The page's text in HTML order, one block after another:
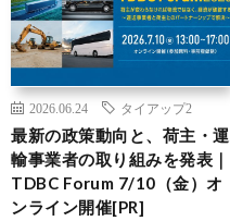
2026.06.24 タイアップ2
最新の政策動向と、荷主・運
輸事業者の取り組みを発表｜
TDBC Forum 7/10（金）オ
ンライン開催[PR]